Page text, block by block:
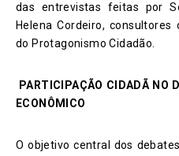
das entrevistas feitas por
Helena Cordeiro,
do Protagonismo Cidadão.
PARTICIPAÇÃO CIDADÃ NO
ECONÔMICO
O objetivo central dos